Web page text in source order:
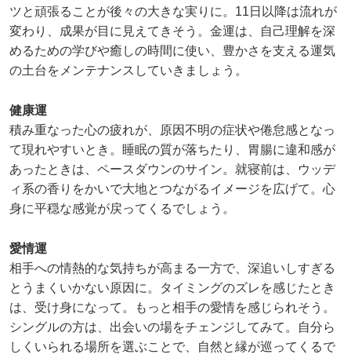
ツと頑張ることが後々の大きな実りに。11日以降は流れが
変わり、成果が目に見えてきそう。金運は、自己理解を深
めるための学びや癒しの時間に使い、豊かさを支える運気
の土台をメンテナンスしていきましょう。
健康運
積み重なった心の疲れが、原因不明の症状や倦怠感となっ
て現れやすいとき。睡眠の質が落ちたり、胃腸に違和感が
あったときは、ペースダウンのサイン。就寝前は、ウッデ
ィ系の香りをかいで大地とつながるイメージを広げて。心
身に平穏な感覚が戻ってくるでしょう。
愛情運
相手への情熱的な気持ちが高まる一方で、深追いしすぎる
とうまくいかない原因に。タイミングのズレを感じたとき
は、受け身になって。もっと相手の愛情を感じられそう。
シングルの方は、出会いの場をチェンジしてみて。自分ら
しくいられる場所を選ぶことで、自然と縁が巡ってくるで